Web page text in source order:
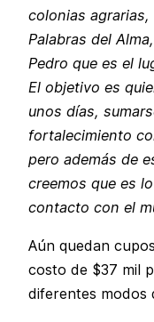
colonias
Palabras del
Pedro que es el
El objetivo es
unos días,
fortalecimiento
pero además de
creemos que es
contacto con el
Aún quedan
costo de $37 mil
diferentes modos